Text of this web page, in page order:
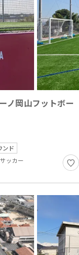
ノ岡山フットボー
ンド
サッカー